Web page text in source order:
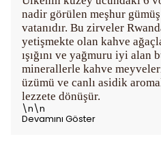
nadir görülen meşhur
vatanıdır. Bu zirveler
yetişmekte olan kahve
ışığını ve yağmuru iyi
minerallerle kahve
üzümü ve canlı asidik
lezzete dönüşür.
\n\n
Devamını Göster